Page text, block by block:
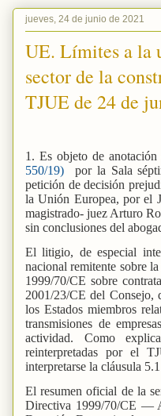
jueves, 24 de junio de 2021
UE. Límites a la
sector de la
TJUE de 24 de
1. Es objeto de
550/19) por la Sala
petición de decisión
la Unión Europea, por el
magistrado- juez Arturo
sin conclusiones del
El litigio, de especial
nacional remitente sobre
1999/70/CE sobre
2001/23/CE del Consejo,
los Estados miembros
transmisiones de
actividad. Como
reinterpretadas por el
interpretarse la cláusula
El resumen oficial de la
Directiva 1999/70/CE —